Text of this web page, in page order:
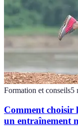
Formation et conseils5
Comment choisir
un entraînement